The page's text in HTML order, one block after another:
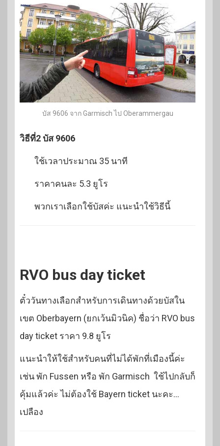
บัส 9606 จาก Garmisch ไป Oberammergau
วิธีที่2 บัส 9606
ใช้เวลาประมาณ 35 นาที
ราคาคนละ 5.3 ยูโร
พวกเราเลือกใช้บัสค่ะ แนะนำใช้วิธีนี้
RVO bus day ticket
ตั๋ววันทางเลือกสำหรับการเดินทางด้วยบัสใน
เขต Oberbayern (ยกเว้นมิวนิค) ชื่อว่า RVO bus
day ticket ราคา 9.8 ยูโร
แนะนำให้ใช้สำหรับคนที่ไม่ได้พักที่เมืองนี้ค่ะ
เช่น พัก Fussen หรือ พัก Garmisch ใช้ไปกลับก็
คุ้มแล้วค่ะ ไม่ต้องใช้ Bayern ticket นะคะ…
เปลือง